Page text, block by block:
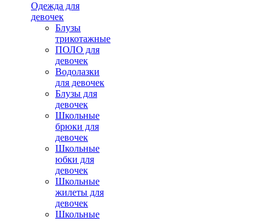
Одежда для
девочек
Блузы
трикотажные
ПОЛО для
девочек
Водолазки
для девочек
Блузы для
девочек
Школьные
брюки для
девочек
Школьные
юбки для
девочек
Школьные
жилеты для
девочек
Школьные